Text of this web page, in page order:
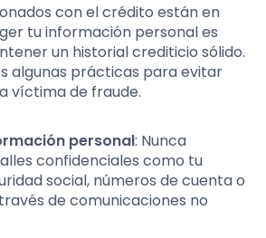
con el crédito están en
tu información personal es
un historial crediticio sólido.
algunas prácticas para evitar
víctima de fraude.
personal: Nunca
confidenciales como tu
social, números de cuenta o
de comunicaciones no